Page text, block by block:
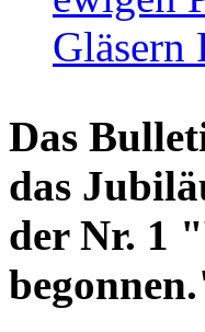
Gläsern
Das
das
der Nr. 1